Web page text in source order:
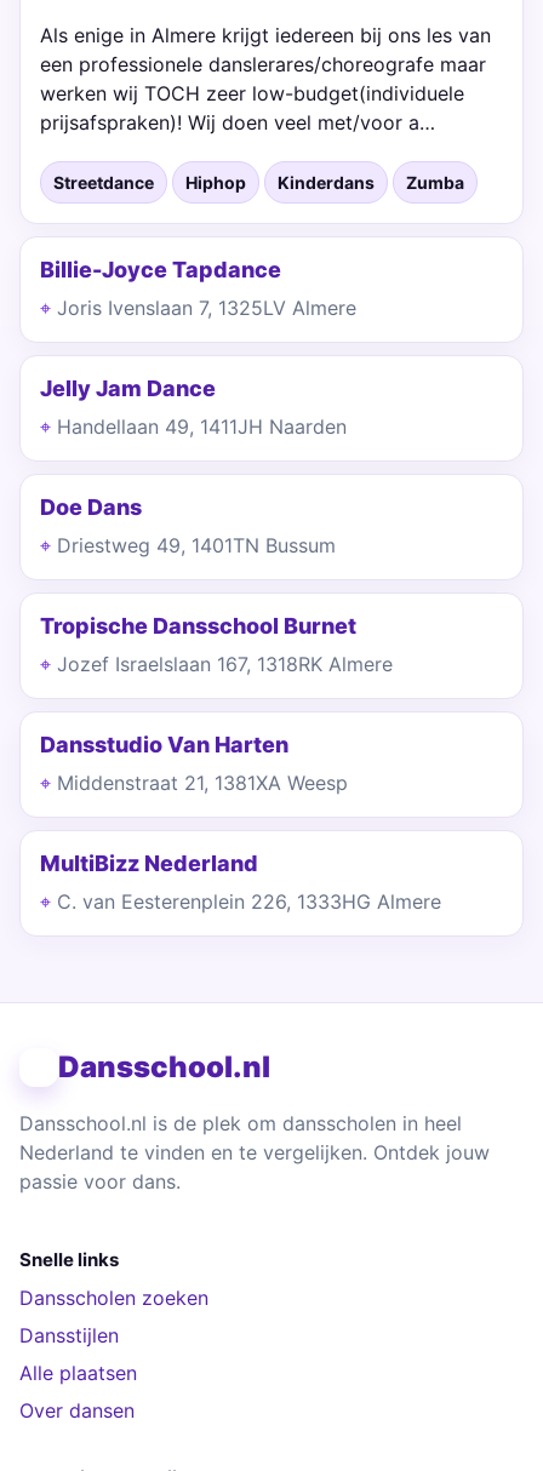
Als enige in Almere krijgt iedereen bij ons les van
een professionele danslerares/choreografe maar
werken wij TOCH zeer low-budget(individuele
prijsafspraken)! Wij doen veel met/voor a…
Streetdance Hiphop Kinderdans Zumba
Billie-Joyce Tapdance
Joris Ivenslaan 7, 1325LV Almere
Jelly Jam Dance
Handellaan 49, 1411JH Naarden
Doe Dans
Driestweg 49, 1401TN Bussum
Tropische Dansschool Burnet
Jozef Israelslaan 167, 1318RK Almere
Dansstudio Van Harten
Middenstraat 21, 1381XA Weesp
MultiBizz Nederland
C. van Eesterenplein 226, 1333HG Almere
Dansschool.nl
Dansschool.nl is de plek om dansscholen in heel
Nederland te vinden en te vergelijken. Ontdek jouw
passie voor dans.
Snelle links
Dansscholen zoeken
Dansstijlen
Alle plaatsen
Over dansen